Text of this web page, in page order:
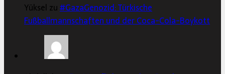
Yüksel zu#GazaGenozid: Türkische
Fußballmannschaften und der Coca-Cola-Boykott